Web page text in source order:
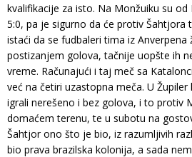
kvalifikacije za isto. Na Monžuiku su od
5:0, pa je sigurno da će protiv Šahtjora
istaći da se fudbaleri tima iz Anverpena
postizanjem golova, tačnije uopšte ih
vreme. Računajući i taj meč sa
već na četiri uzastopna meča. U
igrali nerešeno i bez golova, i to protiv
domaćem terenu, te u subotu na
Šahtjor ono što je bio, iz razumljivih
bio prava brazilska kolonija, a sada